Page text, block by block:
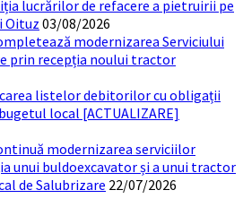
lucrărilor de refacere a pietruirii pe
Oituz 03/08/2026
modernizarea Serviciului
prin recepția noului tractor
listelor debitorilor cu obligații
local [ACTUALIZARE]
modernizarea serviciilor
unui buldoexcavator și a unui tractor
de Salubrizare 22/07/2026